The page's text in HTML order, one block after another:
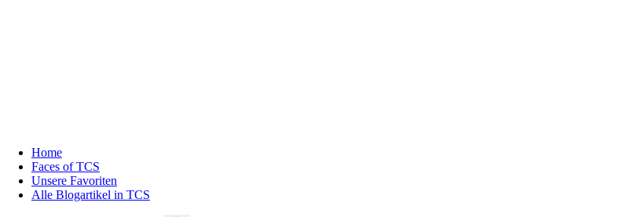
Home
Faces of TCS
Unsere Favoriten
Alle Blogartikel in TCS